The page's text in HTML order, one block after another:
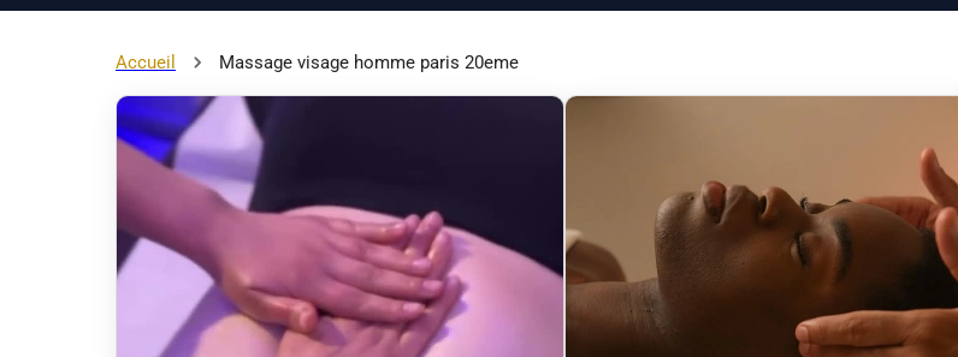
Accueil Massage visage homme paris 20eme